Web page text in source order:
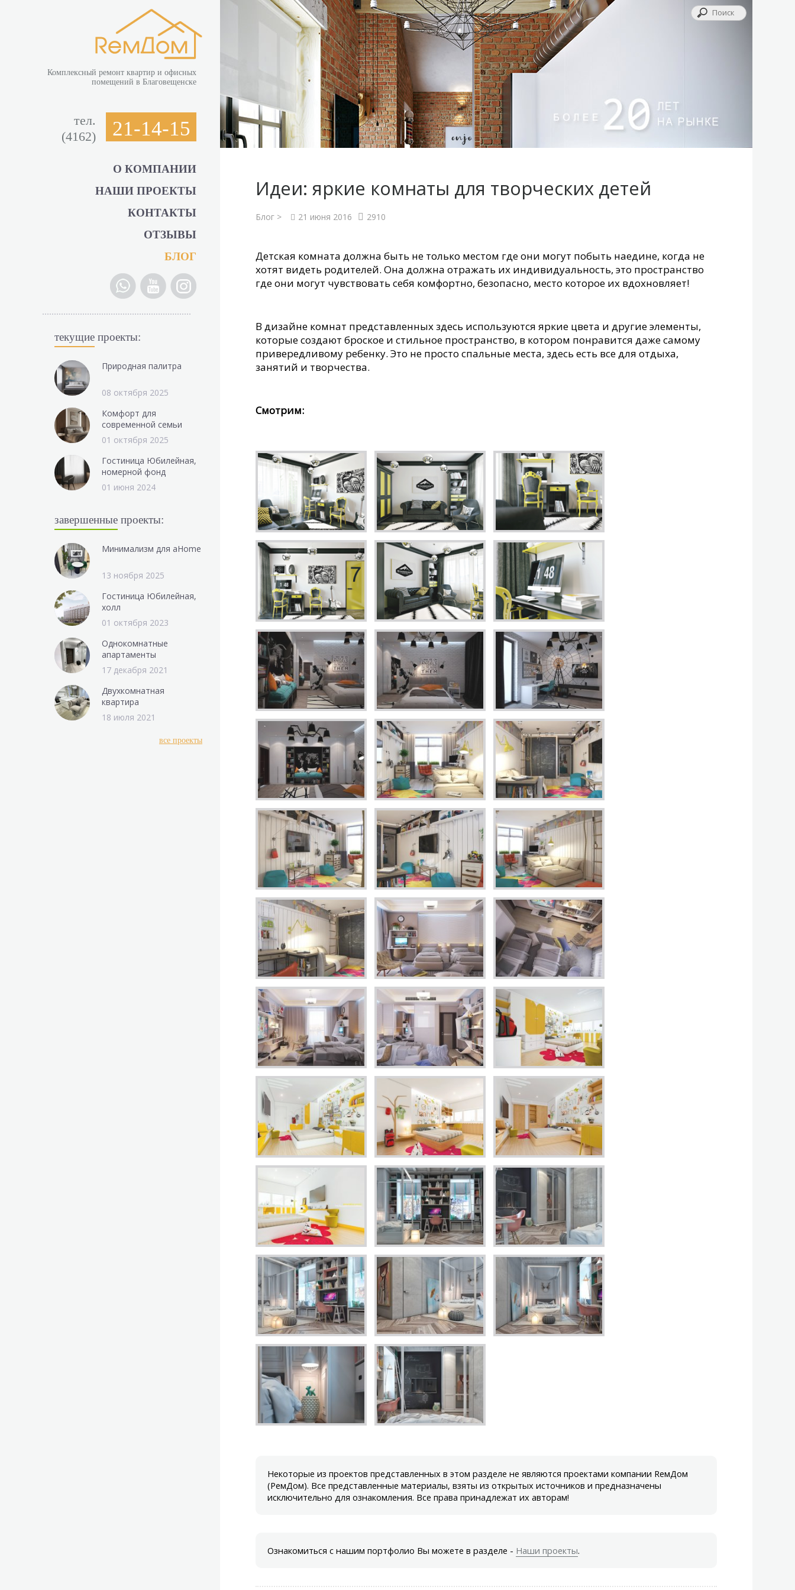
Комплексный ремонт квартир и офисных
помещений в Благовещенске
тел.
(4162)
21-14-15
О КОМПАНИИ
НАШИ ПРОЕКТЫ
КОНТАКТЫ
ОТЗЫВЫ
БЛОГ
текущие проекты:
Природная палитра
08 октября 2025
Комфорт для
современной семьи
01 октября 2025
Гостиница Юбилейная,
номерной фонд
01 июня 2024
завершенные проекты:
Минимализм для aHome
13 ноября 2025
Гостиница Юбилейная,
холл
01 октября 2023
Однокомнатные
апартаменты
17 декабря 2021
Двухкомнатная
квартира
18 июля 2021
все проекты
Идеи: яркие комнаты для творческих детей
Блог > 21 июня 2016 2910
Детская комната должна быть не только местом где они могут побыть наедине, когда не
хотят видеть родителей. Она должна отражать их индивидуальность, это пространство
где они могут чувствовать себя комфортно, безопасно, место которое их вдохновляет!
В дизайне комнат представленных здесь используются яркие цвета и другие элементы,
которые создают броское и стильное пространство, в котором понравится даже самому
привередливому ребенку. Это не просто спальные места, здесь есть все для отдыха,
занятий и творчества.
Смотрим:
Некоторые из проектов представленных в этом разделе не являются проектами компании RемДом
(РемДом). Все представленные материалы, взяты из открытых источников и предназначены
исключительно для ознакомления. Все права принадлежат их авторам!
Ознакомиться с нашим портфолио Вы можете в разделе - Наши проекты.